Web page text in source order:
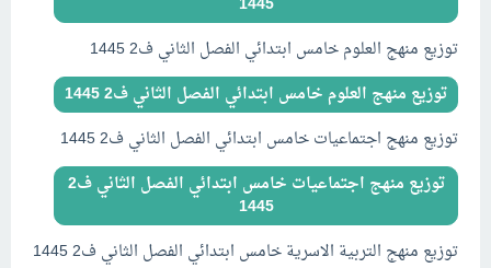
توزيع منهج العلوم خامس ابتدائي الفصل الثاني ف2 1445
توزيع منهج العلوم خامس ابتدائي الفصل الثاني ف2 1445
توزيع منهج اجتماعيات خامس ابتدائي الفصل الثاني ف2 1445
توزيع منهج اجتماعيات خامس ابتدائي الفصل الثاني ف2
1445
توزيع منهج التربية الاسرية خامس ابتدائي الفصل الثاني ف2 1445